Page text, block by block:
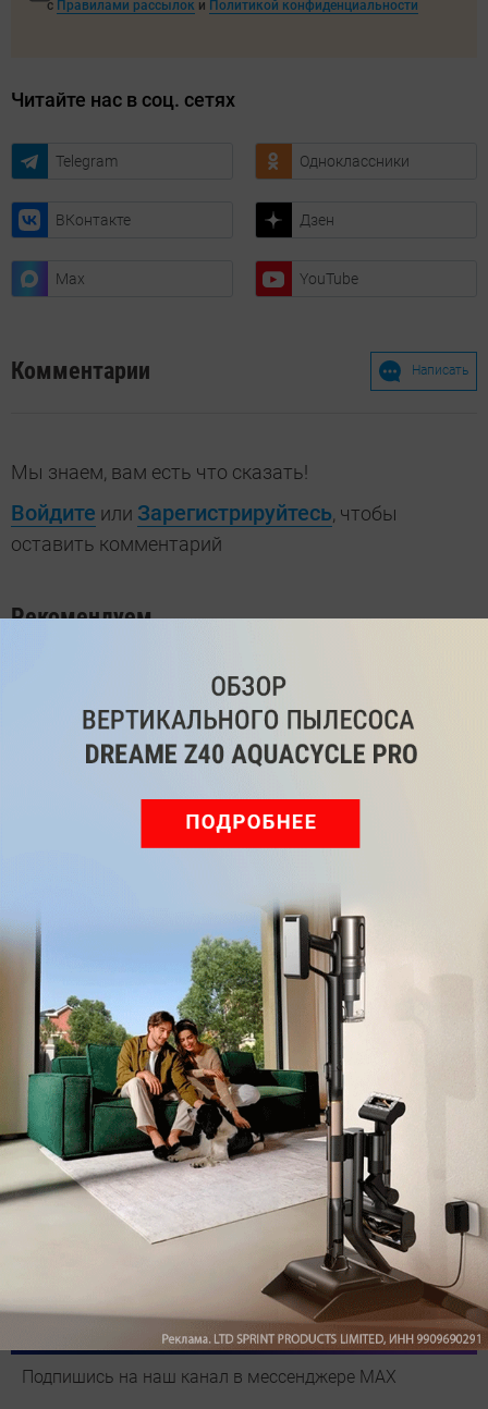
с Правилами рассылок и Политикой конфиденциальности
Читайте нас в соц. сетях
Telegram Одноклассники
ВКонтакте Дзен
Max YouTube
Комментарии Написать
Мы знаем, вам есть что сказать!
Войдите или Зарегистрируйтесь, чтобы
оставить комментарий
Рекомендуем
Обзор вертикального пылесоса Dreame Z40 AquaCycle
Pro: гибкий подход к уборке
Подпишись на наш канал в мессенджере МАХ